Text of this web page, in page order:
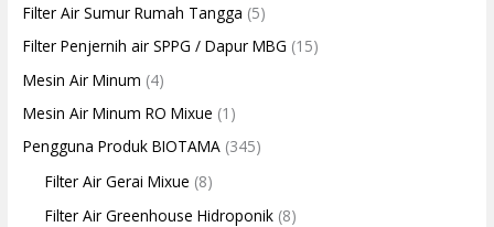
Filter Air Sumur Rumah Tangga (5)
Filter Penjernih air SPPG / Dapur MBG (15)
Mesin Air Minum (4)
Mesin Air Minum RO Mixue (1)
Pengguna Produk BIOTAMA (345)
Filter Air Gerai Mixue (8)
Filter Air Greenhouse Hidroponik (8)